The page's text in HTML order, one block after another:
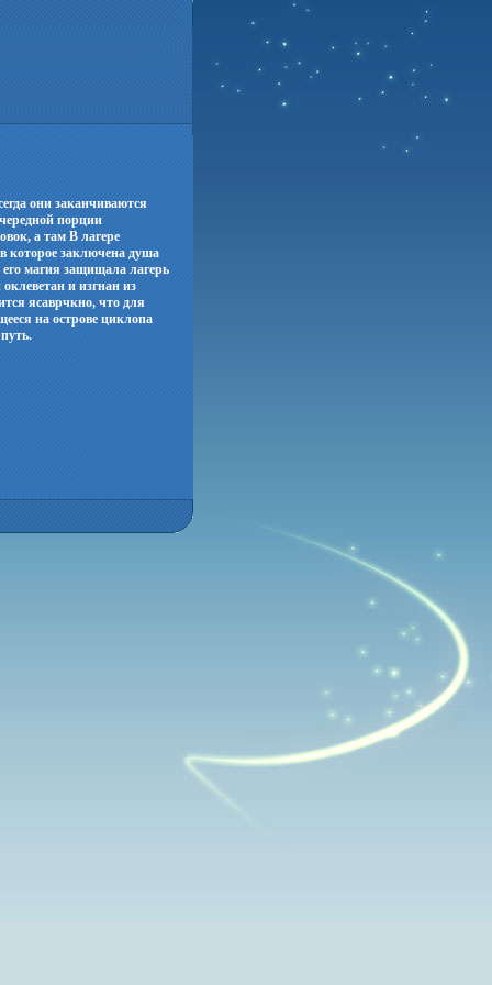
они заканчиваются
порции
а там В лагере
которое заключена душа
его магия защищала лагерь
и изгнан из
ясаврчкно, что для
на острове циклопа